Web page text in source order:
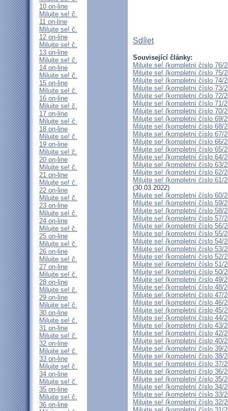
10 on-line
Milujte se! č.
11 on-line
Milujte se! č.
12 on-line
Milujte se! č.
13 on-line
Milujte se! č.
14 on-line
Milujte se! č.
15 on-line
Milujte se! č.
16 on-line
Milujte se! č.
17 on-line
Milujte se! č.
18 on-line
Milujte se! č.
19 on-line
Milujte se! č.
20 on-line
Milujte se! č.
21 on-line
Milujte se! č.
22 on-line
Milujte se! č.
23 on-line
Milujte se! č.
24 on-line
Milujte se! č.
25 on-line
Milujte se! č.
26 on-line
Milujte se! č.
27 on-line
Milujte se! č.
28 on-line
Milujte se! č.
29 on-line
Milujte se! č.
30 on-line
Milujte se! č.
31 on-line
Milujte se! č.
32 on-line
Milujte se! č.
33 on-line
Milujte se! č.
34 on-line
Milujte se! č.
35 on-line
Milujte se! č.
36 on-line
Sdílet
Související články:
Milujte se! (kompletní číslo 76/
Milujte se! (kompletní číslo 75/
Milujte se! (kompletní číslo 74/
Milujte se! (kompletní číslo 73/
Milujte se! (kompletní číslo 72/
Milujte se! (kompletní číslo 71/
Milujte se! (kompletní číslo 70/
Milujte se! (kompletní číslo 69/
Milujte se! (kompletní číslo 68/
Milujte se! (kompletní číslo 67/
Milujte se! (kompletní číslo 66/
Milujte se! (kompletní číslo 65/
Milujte se! (kompletní číslo 64/
Milujte se! (kompletní číslo 63/
Milujte se! (kompletní číslo 62/
Milujte se! (kompletní číslo 61/
(30.03.2022)
Milujte se! (kompletní číslo 60/
Milujte se! (kompletní číslo 59/
Milujte se! (kompletní číslo 58/
Milujte se! (kompletní číslo 57/
Milujte se! (kompletní číslo 56/
Milujte se! (kompletní číslo 55/
Milujte se! (kompletní číslo 54/
Milujte se! (kompletní číslo 53/
Milujte se! (kompletní číslo 52/
Milujte se! (kompletní číslo 51/
Milujte se! (kompletní číslo 50/
Milujte se! (kompletní číslo 49/
Milujte se! (kompletní číslo 48/
Milujte se! (kompletní číslo 47/
Milujte se! (kompletní číslo 46/
Milujte se! (kompletní číslo 45/
Milujte se! (kompletní číslo 44/
Milujte se! (kompletní číslo 43/
Milujte se! (kompletní číslo 42/
Milujte se! (kompletní číslo 40/
Milujte se! (kompletní číslo 39/
Milujte se! (kompletní číslo 38/
Milujte se! (kompletní číslo 37/
Milujte se! (kompletní číslo 36/
Milujte se! (kompletní číslo 35/
Milujte se! (kompletní číslo 34/
Milujte se! (kompletní číslo 33/
Milujte se! (kompletní číslo 32/